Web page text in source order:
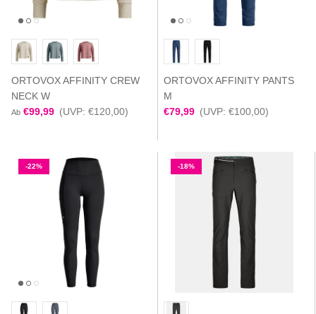
ORTOVOX AFFINITY CREW
NECK W
Ab €99,99 (UVP: €120,00)
ORTOVOX AFFINITY PANTS
M
€79,99 (UVP: €100,00)
-22% -18%